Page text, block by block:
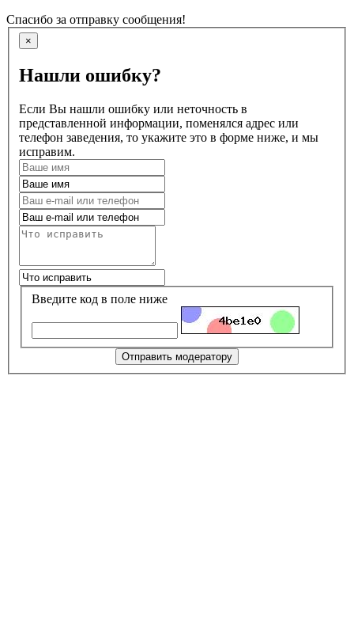
Спасибо за отправку сообщения!
×
Нашли ошибку?
Если Вы нашли ошибку или неточность в
представленной информации, поменялся адрес или
телефон заведения, то укажите это в форме ниже, и мы
исправим.
Введите код в поле ниже
Отправить модератору